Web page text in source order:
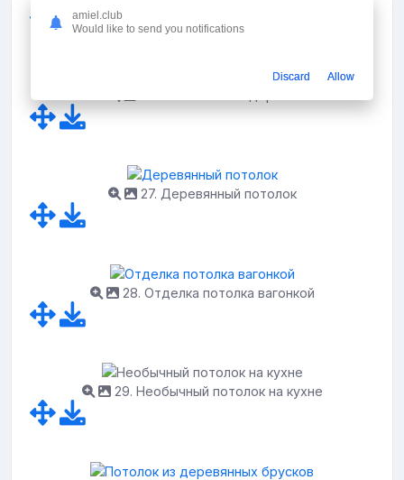
27. Деревянный потолок
28. Отделка потолка вагонкой
29. Необычный потолок на кухне
amiel.club
Would like to send you notifications
Discard Allow